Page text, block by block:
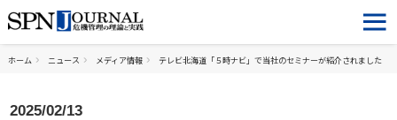
ホーム ニュース メディア情報 テレビ北海道「５時ナビ」で当社のセミナーが紹介されました
2025/02/13